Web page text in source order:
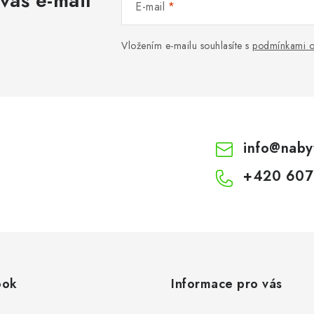
E-mail
Vložením e-mailu souhlasíte s podmínkami
info@
+420
Informace pro vás